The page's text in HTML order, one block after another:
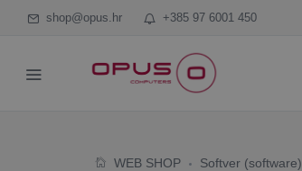
shop@opus.hr +385 97 6001 450
WEB SHOP Softver (software)